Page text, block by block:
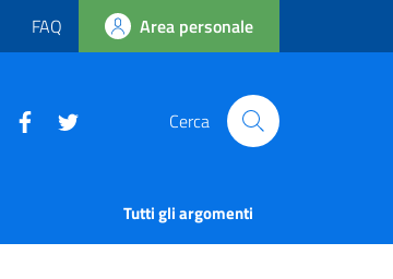
FAQ Area personale
Cerca
Tutti gli argomenti